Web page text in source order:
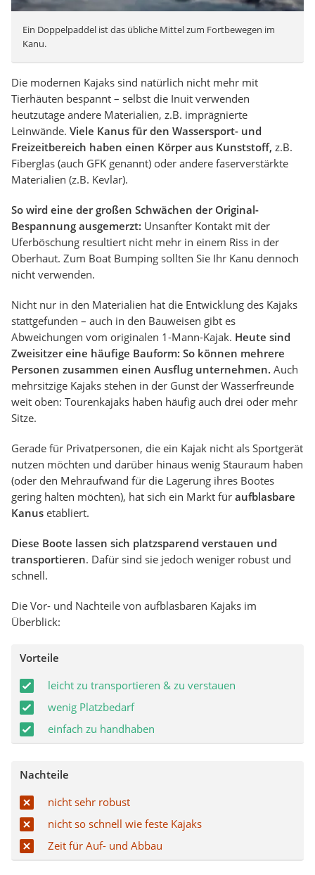
Ein Doppelpaddel ist das übliche Mittel zum Fortbewegen im
Kanu.
Die modernen Kajaks sind natürlich nicht mehr mit
Tierhäuten bespannt – selbst die Inuit verwenden
heutzutage andere Materialien, z.B. imprägnierte
Leinwände. Viele Kanus für den Wassersport- und
Freizeitbereich haben einen Körper aus Kunststoff, z.B.
Fiberglas (auch GFK genannt) oder andere faserverstärkte
Materialien (z.B. Kevlar).
So wird eine der großen Schwächen der Original-
Bespannung ausgemerzt: Unsanfter Kontakt mit der
Uferböschung resultiert nicht mehr in einem Riss in der
Oberhaut. Zum Boat Bumping sollten Sie Ihr Kanu dennoch
nicht verwenden.
Nicht nur in den Materialien hat die Entwicklung des Kajaks
stattgefunden – auch in den Bauweisen gibt es
Abweichungen vom originalen 1-Mann-Kajak. Heute sind
Zweisitzer eine häufige Bauform: So können mehrere
Personen zusammen einen Ausflug unternehmen. Auch
mehrsitzige Kajaks stehen in der Gunst der Wasserfreunde
weit oben: Tourenkajaks haben häufig auch drei oder mehr
Sitze.
Gerade für Privatpersonen, die ein Kajak nicht als Sportgerät
nutzen möchten und darüber hinaus wenig Stauraum haben
(oder den Mehraufwand für die Lagerung ihres Bootes
gering halten möchten), hat sich ein Markt für aufblasbare
Kanus etabliert.
Diese Boote lassen sich platzsparend verstauen und
transportieren. Dafür sind sie jedoch weniger robust und
schnell.
Die Vor- und Nachteile von aufblasbaren Kajaks im
Überblick:
Vorteile
leicht zu transportieren & zu verstauen
wenig Platzbedarf
einfach zu handhaben
Nachteile
nicht sehr robust
nicht so schnell wie feste Kajaks
Zeit für Auf- und Abbau